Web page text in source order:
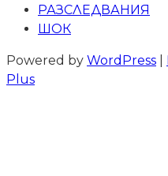
РАЗСЛЕДВАНИЯ
ШОК
Powered by WordPress
Plus